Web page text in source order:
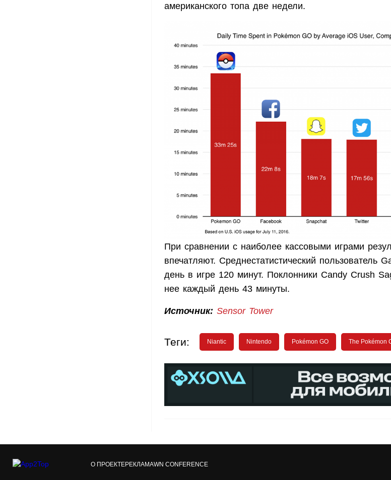
американского топа две недели.
При сравнении с наиболее кассовыми играми
впечатляют. Среднестатистический пользователь
день в игре 120 минут. Поклонники Candy Crush
нее каждый день 43 минуты.
Источник: Sensor Tower
Теги: Niantic Nintendo Pokémon GO The Pokémon
О ПРОЕКТЕРЕКЛАМАWN CONFERENCE